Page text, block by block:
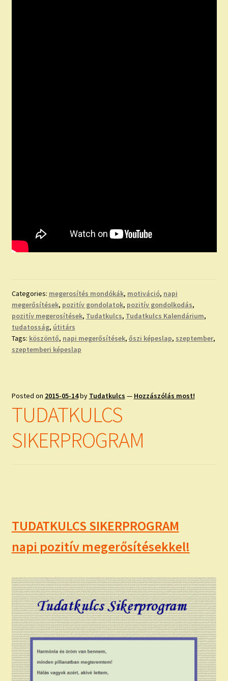
Categories: megerosítés mondókák, motiváció, napi
megerősítések, pozitív gondolatok, pozitív gondolkodás,
pozitív megerosítések, Tudatkulcs, Tudatkulcs Kalendárium,
tudatosság, útitárs
Tags: köszöntő, napi megerősítések, őszi képeslap, szeptember,
szeptemberi képeslap
Posted on 2015-05-14by Tudatkulcs — Hozzászólás most!
TUDATKULCS
SIKERPROGRAM
TUDATKULCS SIKERPROGRAM
napi pozitív megerősítésekkel!